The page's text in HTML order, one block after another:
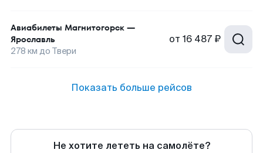
Авиабилеты Магнитогорск —
Ярославль
278 км до Твери
от 16 487 ₽
Показать больше рейсов
Не хотите лететь на самолёте?